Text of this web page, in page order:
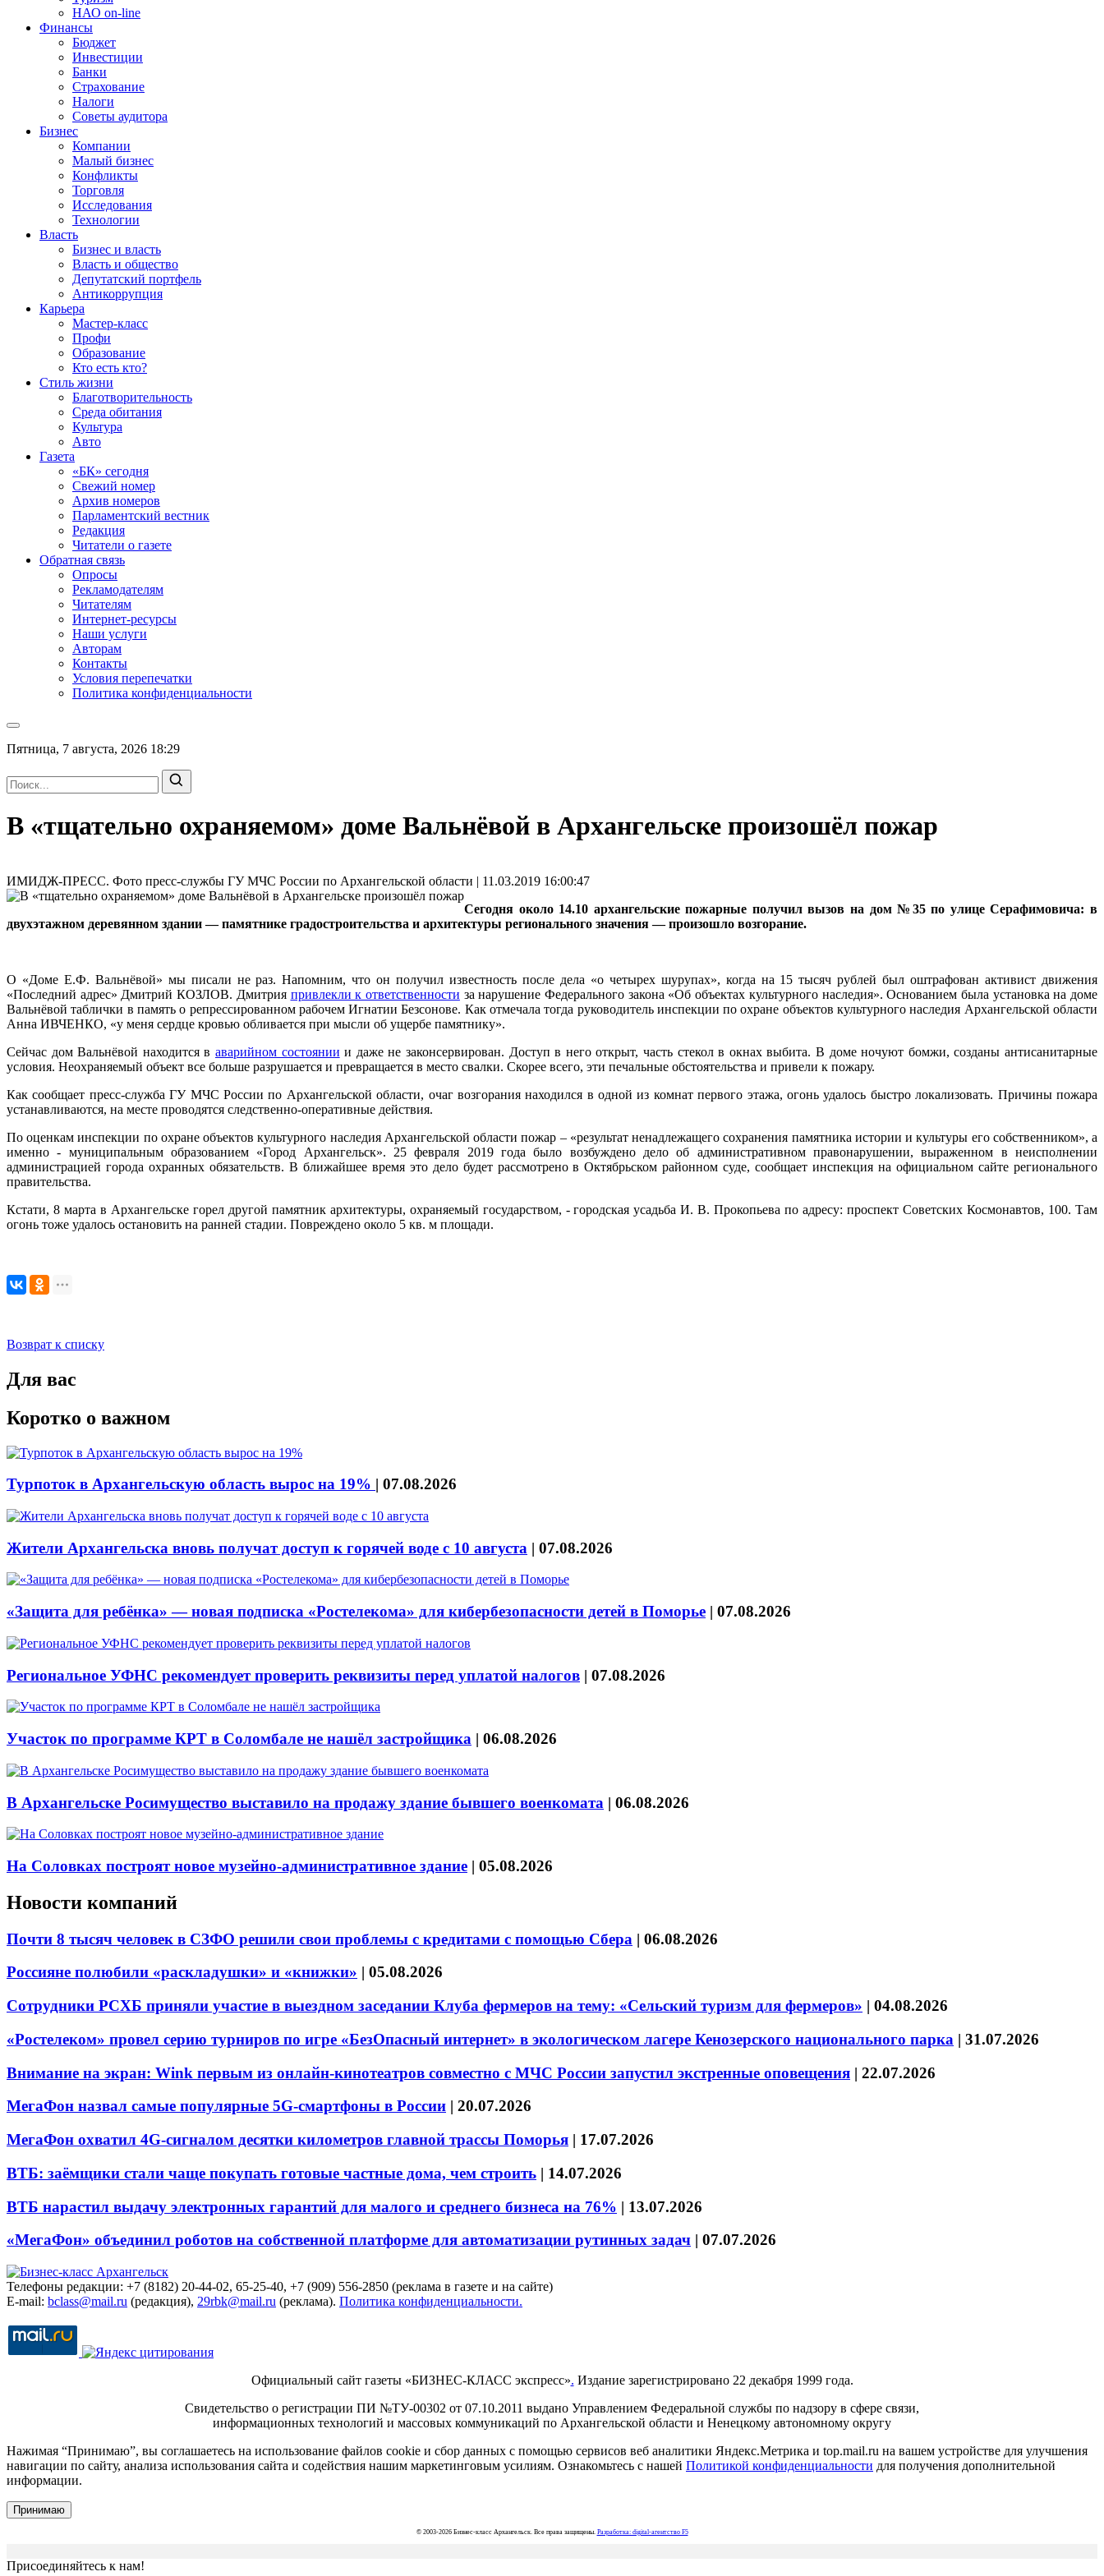
НАО on-line
Финансы
Бюджет
Инвестиции
Банки
Страхование
Налоги
Советы аудитора
Бизнес
Компании
Малый бизнес
Конфликты
Торговля
Исследования
Технологии
Власть
Бизнес и власть
Власть и общество
Депутатский портфель
Антикоррупция
Карьера
Мастер-класс
Профи
Образование
Кто есть кто?
Стиль жизни
Благотворительность
Среда обитания
Культура
Авто
Газета
«БК» сегодня
Свежий номер
Архив номеров
Парламентский вестник
Редакция
Читатели о газете
Обратная связь
Опросы
Рекламодателям
Читателям
Интернет-ресурсы
Наши услуги
Авторам
Контакты
Условия перепечатки
Политика конфиденциальности
Пятница, 7 августа, 2026 18:29
В «тщательно охраняемом» доме Вальнёвой в Архангельске произошёл пожар
ИМИДЖ-ПРЕСС. Фото пресс-службы ГУ МЧС России по Архангельской области | 11.03.2019 16:00:47
Сегодня около 14.10 архангельские пожарные получил вызов на дом №35 по улице Серафимовича: в
двухэтажном деревянном здании — памятнике градостроительства и архитектуры регионального значения — произошло возгорание.
О «Доме Е.Ф. Вальнёвой» мы писали не раз. Напомним, что он получил известность после дела «о четырех шурупах», когда на 15 тысяч рублей был оштрафован активист движения
«Последний адрес» Дмитрий КОЗЛОВ. Дмитрия привлекли к ответственности за нарушение Федерального закона «Об объектах культурного наследия». Основанием была установка на доме
Вальнёвой таблички в память о репрессированном рабочем Игнатии Безсонове. Как отмечала тогда руководитель инспекции по охране объектов культурного наследия Архангельской области
Анна ИВЧЕНКО, «у меня сердце кровью обливается при мысли об ущербе памятнику».
Сейчас дом Вальнёвой находится в аварийном состоянии и даже не законсервирован. Доступ в него открыт, часть стекол в окнах выбита. В доме ночуют бомжи, созданы антисанитарные
условия. Неохраняемый объект все больше разрушается и превращается в место свалки. Скорее всего, эти печальные обстоятельства и привели к пожару.
Как сообщает пресс-служба ГУ МЧС России по Архангельской области, очаг возгорания находился в одной из комнат первого этажа, огонь удалось быстро локализовать. Причины пожара
устанавливаются, на месте проводятся следственно-оперативные действия.
По оценкам инспекции по охране объектов культурного наследия Архангельской области пожар – «результат ненадлежащего сохранения памятника истории и культуры его собственником», а
именно - муниципальным образованием «Город Архангельск». 25 февраля 2019 года было возбуждено дело об административном правонарушении, выраженном в неисполнении
администрацией города охранных обязательств. В ближайшее время это дело будет рассмотрено в Октябрьском районном суде, сообщает инспекция на официальном сайте регионального
правительства.
Кстати, 8 марта в Архангельске горел другой памятник архитектуры, охраняемый государством, - городская усадьба И. В. Прокопьева по адресу: проспект Советских Космонавтов, 100. Там
огонь тоже удалось остановить на ранней стадии. Повреждено около 5 кв. м площади.
Возврат к списку
Для вас
Коротко о важном
Турпоток в Архангельскую область вырос на 19% | 07.08.2026
Жители Архангельска вновь получат доступ к горячей воде с 10 августа | 07.08.2026
«Защита для ребёнка» — новая подписка «Ростелекома» для кибербезопасности детей в Поморье | 07.08.2026
Региональное УФНС рекомендует проверить реквизиты перед уплатой налогов | 07.08.2026
Участок по программе КРТ в Соломбале не нашёл застройщика | 06.08.2026
В Архангельске Росимущество выставило на продажу здание бывшего военкомата | 06.08.2026
На Соловках построят новое музейно-административное здание | 05.08.2026
Новости компаний
Почти 8 тысяч человек в СЗФО решили свои проблемы с кредитами с помощью Сбера | 06.08.2026
Россияне полюбили «раскладушки» и «книжки» | 05.08.2026
Сотрудники РСХБ приняли участие в выездном заседании Клуба фермеров на тему: «Сельский туризм для фермеров» | 04.08.2026
«Ростелеком» провел серию турниров по игре «БезОпасный интернет» в экологическом лагере Кенозерского национального парка | 31.07.2026
Внимание на экран: Wink первым из онлайн-кинотеатров совместно с МЧС России запустил экстренные оповещения | 22.07.2026
МегаФон назвал самые популярные 5G-смартфоны в России | 20.07.2026
МегаФон охватил 4G-сигналом десятки километров главной трассы Поморья | 17.07.2026
ВТБ: заёмщики стали чаще покупать готовые частные дома, чем строить | 14.07.2026
ВТБ нарастил выдачу электронных гарантий для малого и среднего бизнеса на 76% | 13.07.2026
«МегаФон» объединил роботов на собственной платформе для автоматизации рутинных задач | 07.07.2026
Телефоны редакции: +7 (8182) 20-44-02, 65-25-40, +7 (909) 556-2850 (реклама в газете и на сайте)
E-mail: bclass@mail.ru (редакция), 29rbk@mail.ru (реклама). Политика конфиденциальности.
Официальный сайт газеты «БИЗНЕС-КЛАСС экспресс». Издание зарегистрировано 22 декабря 1999 года.
Свидетельство о регистрации ПИ №ТУ-00302 от 07.10.2011 выдано Управлением Федеральной службы по надзору в сфере связи,
информационных технологий и массовых коммуникаций по Архангельской области и Ненецкому автономному округу
Нажимая “Принимаю”, вы соглашаетесь на использование файлов cookie и сбор данных с помощью сервисов веб аналитики Яндекс.Метрика и top.mail.ru на вашем устройстве для улучшения
навигации по сайту, анализа использования сайта и содействия нашим маркетинговым усилиям. Ознакомьтесь с нашей Политикой конфиденциальности для получения дополнительной
информации.
Принимаю
© 2003-2026 Бизнес-класс Архангельск. Все права защищены. Разработка: digital-агентство F5
Присоединяйтесь к нам!